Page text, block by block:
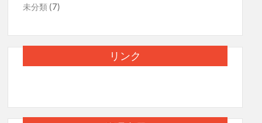
未分類 (7)
リンク